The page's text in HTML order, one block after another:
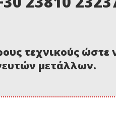
τεχνικούς ώστε
μετάλλων.